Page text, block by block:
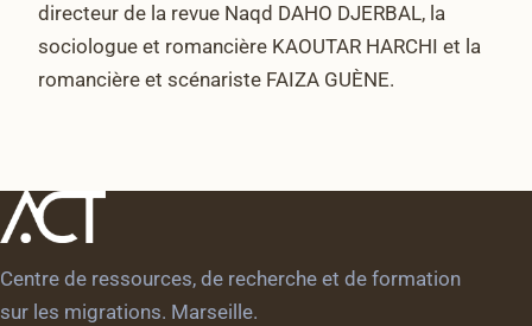
directeur de la revue Naqd DAHO DJERBAL, la
sociologue et romancière KAOUTAR HARCHI et la
romancière et scénariste FAIZA GUÈNE.
Centre de ressources, de recherche et de formation
sur les migrations. Marseille.